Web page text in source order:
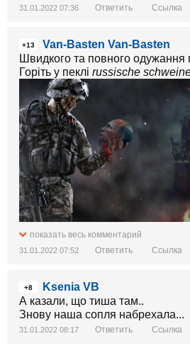
31.01.2022 07:36 Ответить Ссылка
+13
Van-Basten Van-Basten
Швидкого та повного одужання
Горіть у пеклі russische
показать весь комментарий
31.01.2022 07:52 Ответить Ссылка
+8
Ksenia VB
А казали, що тиша там..
Знову наша сопля набрехала...
31.01.2022 08:17 Ответить Ссылка